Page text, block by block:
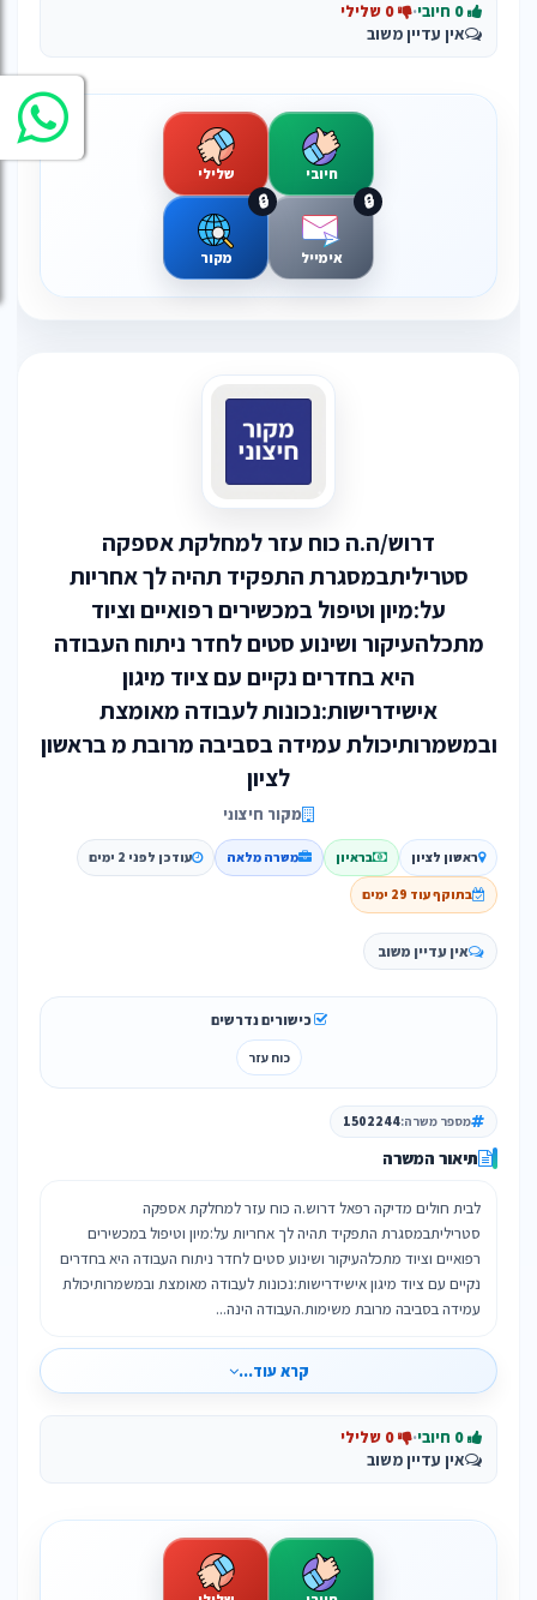
·
אין עדיין משוב
חיובי שלילי
אימייל
🔒
מקור
🔒
דרוש/ה.ה כוח עזר למחלקת אספקה
סטריליתבמסגרת התפקיד תהיה לך אחריות
על:מיון וטיפול במכשירים רפואיים וציוד
מתכלהעיקור ושינוע סטים לחדר ניתוח העבודה
היא בחדרים נקיים עם ציוד מיגון
אישידרישות:נכונות לעבודה מאומצת
ובמשמרותיכולת עמידה בסביבה מרובת מ בראשון
לציון
מקור חיצוני
ראשון לציון בראיון משרה מלאה עודכן לפני 2 ימים
בתוקף עוד 29 ימים
אין עדיין משוב
כישורים נדרשים
כוח עזר
מספר משרה:1502244
תיאור המשרה
לבית חולים מדיקה רפאל דרוש.ה כוח עזר למחלקת אספקה
סטריליתבמסגרת התפקיד תהיה לך אחריות על:מיון וטיפול במכשירים
רפואיים וציוד מתכלהעיקור ושינוע סטים לחדר ניתוח העבודה היא בחדרים
נקיים עם ציוד מיגון אישידרישות:נכונות לעבודה מאומצת ובמשמרותיכולת
עמידה בסביבה מרובת משימות.העבודה הינה...
קרא עוד...
·
אין עדיין משוב